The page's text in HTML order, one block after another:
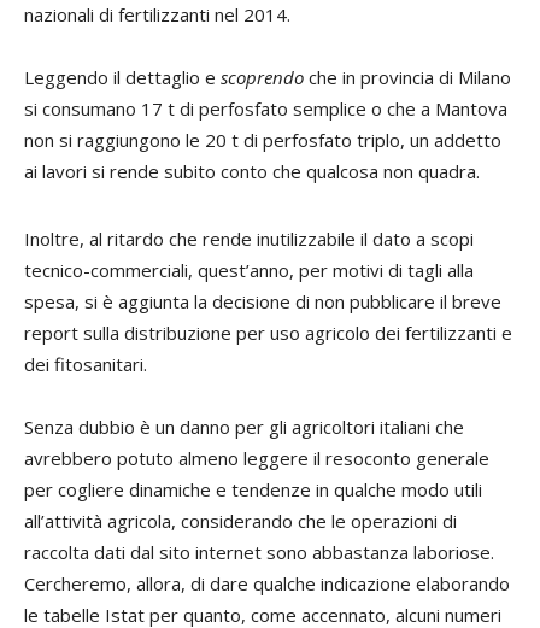
nazionali di fertilizzanti nel 2014.
Leggendo il dettaglio e scoprendo che in provincia di Milano
si consumano 17 t di perfosfato semplice o che a Mantova
non si raggiungono le 20 t di perfosfato triplo, un addetto
ai lavori si rende subito conto che qualcosa non quadra.
Inoltre, al ritardo che rende inutilizzabile il dato a scopi
tecnico-commerciali, quest’anno, per motivi di tagli alla
spesa, si è aggiunta la decisione di non pubblicare il breve
report sulla distribuzione per uso agricolo dei fertilizzanti e
dei fitosanitari.
Senza dubbio è un danno per gli agricoltori italiani che
avrebbero potuto almeno leggere il resoconto generale
per cogliere dinamiche e tendenze in qualche modo utili
all’attività agricola, considerando che le operazioni di
raccolta dati dal sito internet sono abbastanza laboriose.
Cercheremo, allora, di dare qualche indicazione elaborando
le tabelle Istat per quanto, come accennato, alcuni numeri